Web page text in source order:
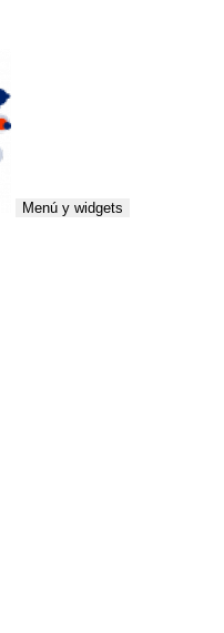
Menú y widgets